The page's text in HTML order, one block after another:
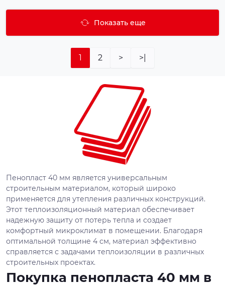
Показать еще
1 2 > >|
Пенопласт 40 мм является универсальным
строительным материалом, который широко
применяется для утепления различных конструкций.
Этот теплоизоляционный материал обеспечивает
надежную защиту от потерь тепла и создает
комфортный микроклимат в помещении. Благодаря
оптимальной толщине 4 см, материал эффективно
справляется с задачами теплоизоляции в различных
строительных проектах.
Покупка пенопласта 40 мм в